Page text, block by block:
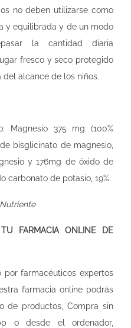
no deben utilizarse como
y equilibrada y de un modo
la cantidad diaria
fresco y seco protegido
del alcance de los niños.
Magnesio 375 mg (100%
bisglicinato de magnesio,
y 176mg de óxido de
carbonato de potasio, 19%.
FARMACIA ONLINE DE
por farmacéuticos expertos
farmacia online podrás
de productos, Compra sin
o desde el ordenador,